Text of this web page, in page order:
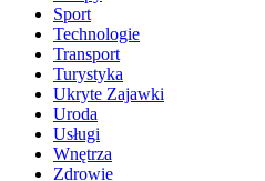
Sport
Technologie
Transport
Turystyka
Ukryte Zajawki
Uroda
Usługi
Wnętrza
Zdrowie